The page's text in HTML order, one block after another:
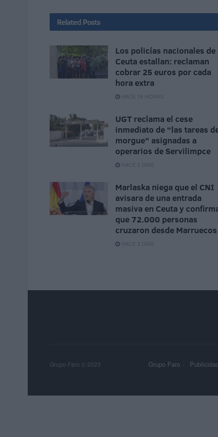
Related Posts
Los policías nacionales de
Ceuta estallan: reclaman
cobrar 25 euros por cada
hora extra
HACE 18 HORAS
UGT reclama el cese
inmediato de “las tareas
morgue” asignadas a
operarios de Servilimpce
HACE 2 DÍAS
Marlaska niega que el CNI
avisara de una entrada
masiva en Ceuta y
que 72.000 personas
cruzaron desde Marruecos
HACE 3 DÍAS
Grupo Faro Publicidad
Grupo Faro © 2023